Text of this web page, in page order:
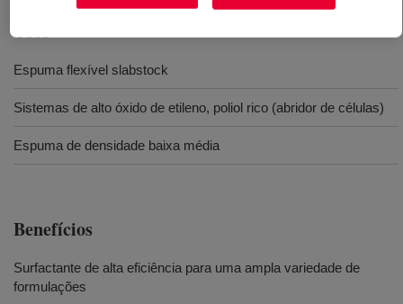
Usos
Espuma flexível slabstock
Sistemas de alto óxido de etileno, poliol rico (abridor de células)
Espuma de densidade baixa média
Benefícios
Surfactante de alta eficiência para uma ampla variedade de
formulações